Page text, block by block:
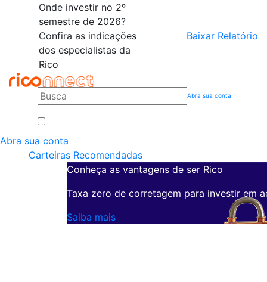
Onde investir no 2º
semestre de 2026?
Confira as indicações
dos especialistas da
Rico
Baixar Relatório
Abra sua conta
Abra sua conta
Carteiras Recomendadas
Conheça as vantagens de ser Rico
Taxa zero de corretagem para investir em
Saiba mais